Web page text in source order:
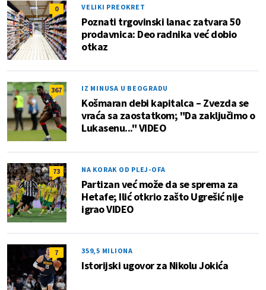
0 VELIKI PREOKRET
Poznati trgovinski lanac zatvara 50
prodavnica: Deo radnika već dobio
otkaz
367 IZ MINUSA U BEOGRADU
Košmaran debi kapitalca – Zvezda se
vraća sa zaostatkom; "Da zaključimo o
Lukasenu..." VIDEO
73 NA KORAK OD PLEJ-OFA
Partizan već može da se sprema za
Hetafe; Ilić otkrio zašto Ugrešić nije
igrao VIDEO
7 359,5 MILIONA
Istorijski ugovor za Nikolu Jokića